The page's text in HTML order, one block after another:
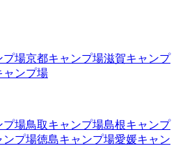
プ場京都キャンプ場滋賀キャンプ
ャンプ場
プ場鳥取キャンプ場島根キャンプ
ンプ場徳島キャンプ場愛媛キャン